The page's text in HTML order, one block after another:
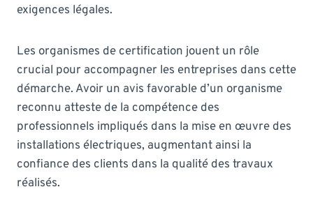
exigences légales.
Les organismes de certification jouent un rôle
crucial pour accompagner les entreprises dans cette
démarche. Avoir un avis favorable d’un organisme
reconnu atteste de la compétence des
professionnels impliqués dans la mise en œuvre des
installations électriques, augmentant ainsi la
confiance des clients dans la qualité des travaux
réalisés.